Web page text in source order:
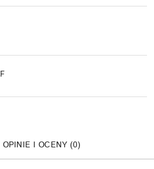
OPINIE I OCENY (0)